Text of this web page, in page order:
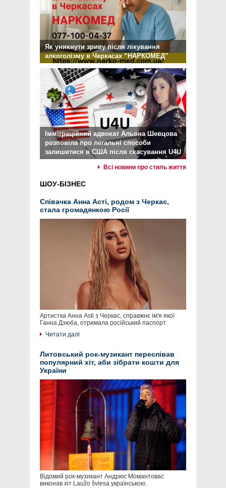
Як уникнути зриву після лікування
алкоголізму в Черкасах “НАРКОМЕД”
Імміграційний адвокат Альона Шевцова
розповіла про легальні способи
залишитися в США після скасування U4U
Всі новини про стиль життя
ШОУ-БІЗНЕС
Співачка Анна Асті, родом з Черкас,
стала громадянкою Росії
Артистка Анна Asti з Черкас, справжнє ім'я якої
Ганна Дзюба, отримала російський паспорт.
Читати далі
Литовський рок-музикант переспівав
популярний хіт, аби зібрати кошти для
України
Відомий рок-музикант Андрюс Момантовас
виконав хіт Laužo šviesa українською.